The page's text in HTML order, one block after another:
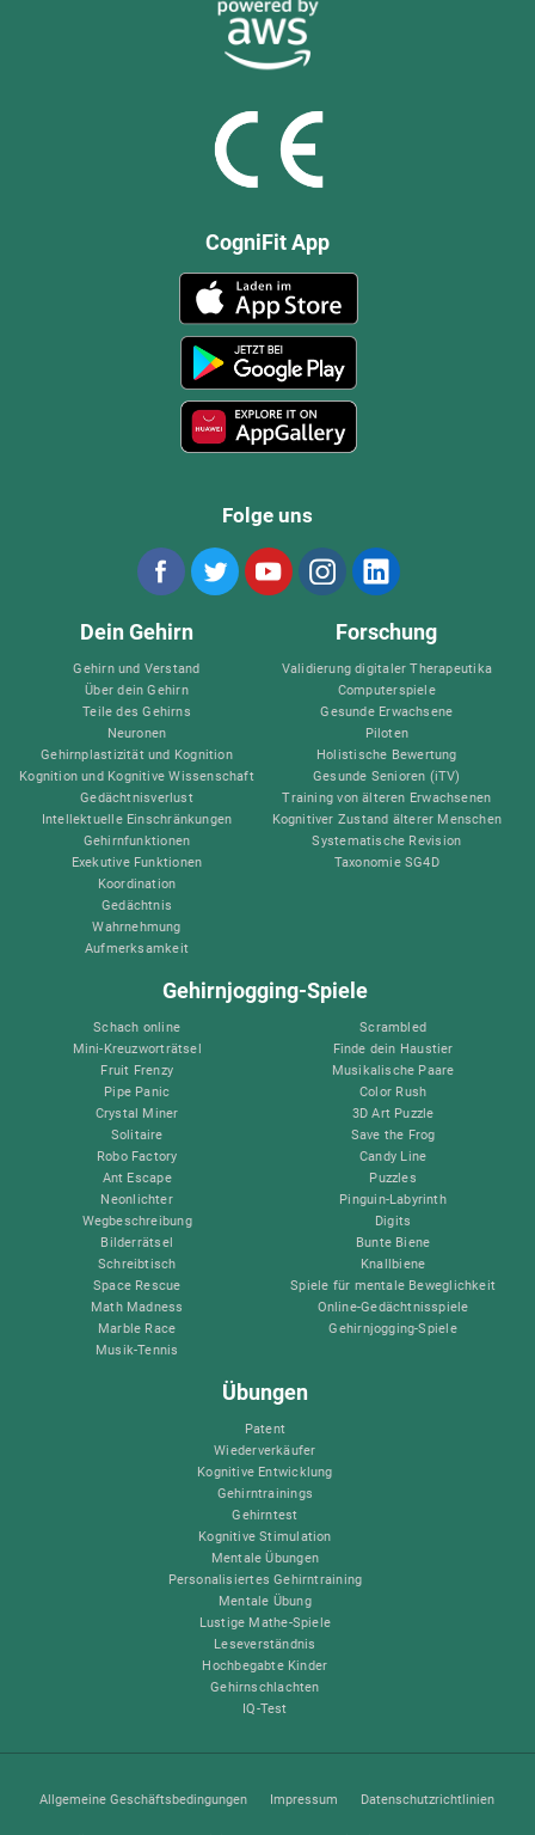
CogniFit App
Folge uns
Dein Gehirn
Gehirn und Verstand
Über dein Gehirn
Teile des Gehirns
Neuronen
Gehirnplastizität und Kognition
Kognition und Kognitive Wissenschaft
Gedächtnisverlust
Intellektuelle Einschränkungen
Gehirnfunktionen
Exekutive Funktionen
Koordination
Gedächtnis
Wahrnehmung
Aufmerksamkeit
Forschung
Validierung digitaler Therapeutika
Computerspiele
Gesunde Erwachsene
Piloten
Holistische Bewertung
Gesunde Senioren (iTV)
Training von älteren Erwachsenen
Kognitiver Zustand älterer Menschen
Systematische Revision
Taxonomie SG4D
Gehirnjogging-Spiele
Schach online
Mini-Kreuzworträtsel
Fruit Frenzy
Pipe Panic
Crystal Miner
Solitaire
Robo Factory
Ant Escape
Neonlichter
Wegbeschreibung
Bilderrätsel
Schreibtisch
Space Rescue
Math Madness
Marble Race
Musik-Tennis
Scrambled
Finde dein Haustier
Musikalische Paare
Color Rush
3D Art Puzzle
Save the Frog
Candy Line
Puzzles
Pinguin-Labyrinth
Digits
Bunte Biene
Knallbiene
Spiele für mentale Beweglichkeit
Online-Gedächtnisspiele
Gehirnjogging-Spiele
Übungen
Patent
Wiederverkäufer
Kognitive Entwicklung
Gehirntrainings
Gehirntest
Kognitive Stimulation
Mentale Übungen
Personalisiertes Gehirntraining
Mentale Übung
Lustige Mathe-Spiele
Leseverständnis
Hochbegabte Kinder
Gehirnschlachten
IQ-Test
Allgemeine Geschäftsbedingungen Impressum Datenschutzrichtlinien